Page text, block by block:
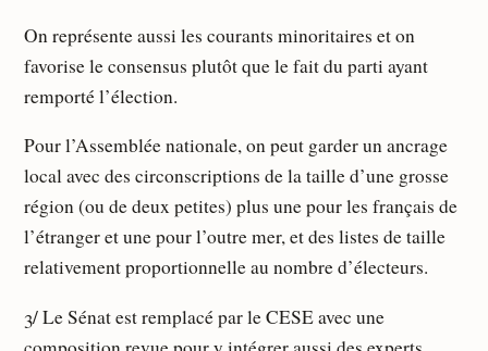
On représente aussi les courants minoritaires et on
favorise le consensus plutôt que le fait du parti ayant
remporté l’élection.
Pour l’Assemblée nationale, on peut garder un ancrage
local avec des circonscriptions de la taille d’une grosse
région (ou de deux petites) plus une pour les français de
l’étranger et une pour l’outre mer, et des listes de taille
relativement proportionnelle au nombre d’électeurs.
3/ Le Sénat est remplacé par le CESE avec une